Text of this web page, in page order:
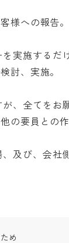
様への報告。
実施するだ
討、実施。
、全てをお
の要員との
及び、会社
め